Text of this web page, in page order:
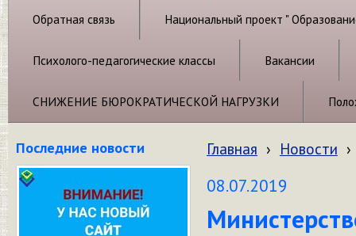
Обратная связь Национальный проект "
Психолого-педагогические классы Вакансии
СНИЖЕНИЕ БЮРОКРАТИЧЕСКОЙ НАГРУЗКИ
Последние новости Главная › Новости ›
08.07.2019